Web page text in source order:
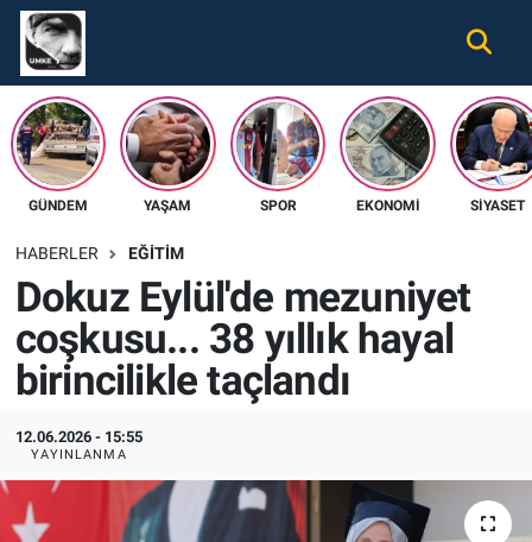
GÜNDEM YAŞAM SPOR EKONOMI SIYASET
HABERLER EĞITIM
Dokuz Eylül'de mezuniyet
coşkusu... 38 yıllık hayal
birincilikle taçlandı
12.06.2026 - 15:55
YAYINLANMA
Gündem
Ekonomi
Spor
Tüm Haberler
İletişim
Künye
Nöbetçi Eczaneler
Hava Durumu
Namaz Vakitleri
Süper Lig Puan Durumu ve Fikstür
Tüm Manşetler
Son Dakika Haberleri
Haber Arşivi